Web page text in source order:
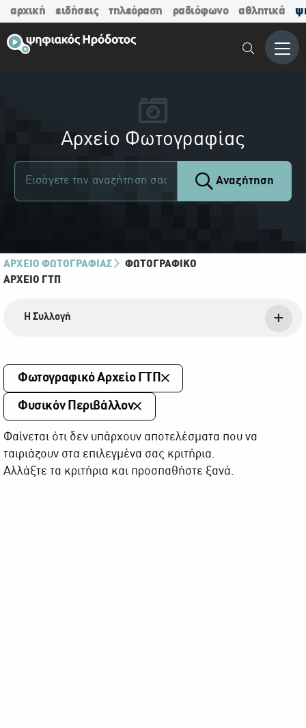
αρχική ειδήσεις τηλεόραση ραδιόφωνο αθλητικά
Μενού
Αρχείο Φωτογραφίας
Αναζήτηση
ΑΡΧΕΙΟ ΦΩΤΟΓΡΑΦΙΑΣ
ΦΩΤΟΓΡΑΦΙΚΌ
ΑΡΧΕΊΟ ΓΤΠ
Η Συλλογή
Φωτογραφικό Αρχείο ΓΤΠ
Φυσικόν Περιβάλλον
Φαίνεται ότι δεν υπάρχουν αποτελέσματα που να
ταιριάζουν στα επιλεγμένα σας κριτήρια.
Αλλάξτε τα κριτήρια και προσπαθήστε ξανά.